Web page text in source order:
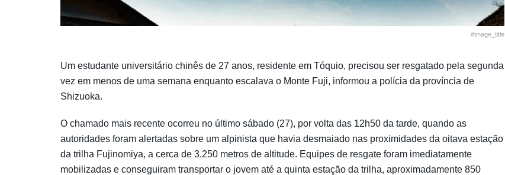
#image_title
Um estudante universitário chinês de 27 anos, residente em Tóquio, precisou ser resgatado pela segunda
vez em menos de uma semana enquanto escalava o Monte Fuji, informou a polícia da província de
Shizuoka.
O chamado mais recente ocorreu no último sábado (27), por volta das 12h50 da tarde, quando as
autoridades foram alertadas sobre um alpinista que havia desmaiado nas proximidades da oitava estação
da trilha Fujinomiya, a cerca de 3.250 metros de altitude. Equipes de resgate foram imediatamente
mobilizadas e conseguiram transportar o jovem até a quinta estação da trilha, aproximadamente 850